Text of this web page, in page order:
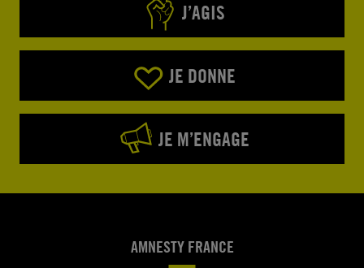
J’AGIS
JE DONNE
JE M’ENGAGE
AMNESTY FRANCE